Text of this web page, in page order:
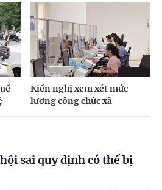
Kiến nghị xem xét mức
lương công chức xã
sai quy định có thể bị